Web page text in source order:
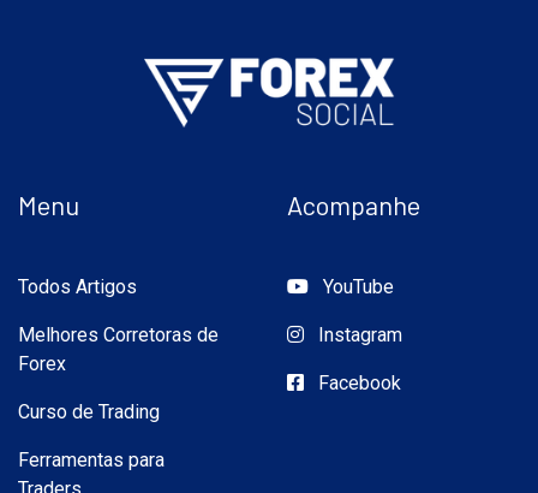
Menu
Todos Artigos
Melhores Corretoras de
Forex
Curso de Trading
Ferramentas para
Acompanhe
YouTube
Instagram
Facebook